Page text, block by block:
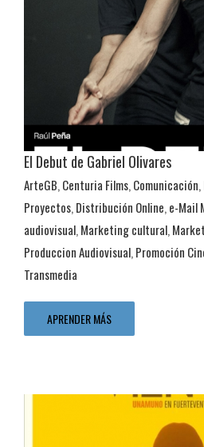
Distribución
ArteGB Centuria Films Comunicación
Proyectos Distribución Online e-
Audiovisual
El Debut de Gabriel Olivares
ArteGB, Centuria Films, Comunicación,
Proyectos, Distribución Online, e-Mail
audiovisual, Marketing cultural,
Produccion Audiovisual, Promoción
Transmedia
APRENDER MÁS